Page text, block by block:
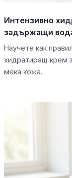
Интензивно
задържащи
Научете как
хидратиращ крем
мека кожа.